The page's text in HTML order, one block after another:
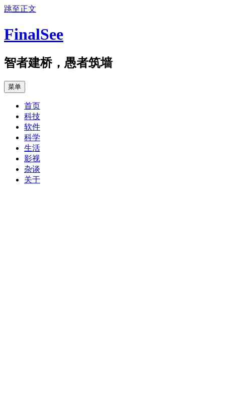
跳至正文
FinalSee
智者建桥，愚者筑墙
菜单
首页
科技
软件
科学
生活
影视
杂谈
关于